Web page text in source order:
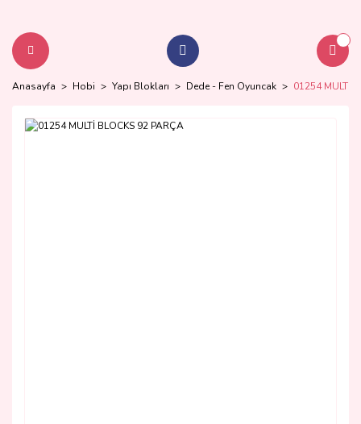
Anasayfa Hobi Yapı Blokları Dede - Fen Oyuncak 01254 MULTİ